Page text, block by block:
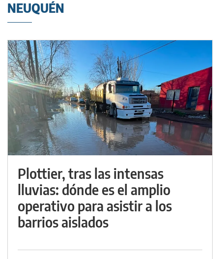
NEUQUÉN
Plottier, tras las intensas
lluvias: dónde es el amplio
operativo para asistir a los
barrios aislados